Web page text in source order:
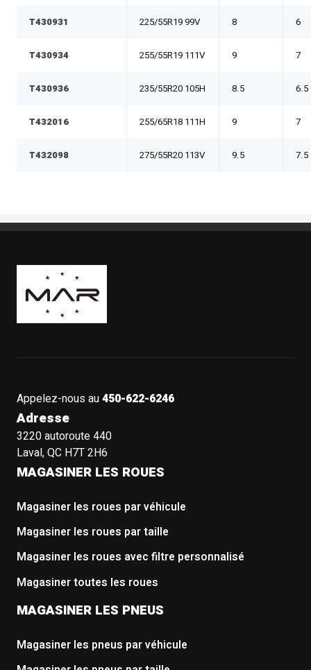
T430931 225/55R19 99V 8 6
T430934 255/55R19 111V 9 7
T430936 235/55R20 105H 8.5 6.5
T432016 255/65R18 111H 9 7
T432098 275/55R20 113V 9.5 7.5
Boutique Mags à Rabais
Appelez-nous au450-622-6246
Adresse
3220 autoroute 440
Laval, QC H7T 2H6
MAGASINER LES ROUES
Magasiner les roues par véhicule
Magasiner les roues par taille
Magasiner les roues avec filtre personnalisé
Magasiner toutes les roues
MAGASINER LES PNEUS
Magasiner les pneus par véhicule